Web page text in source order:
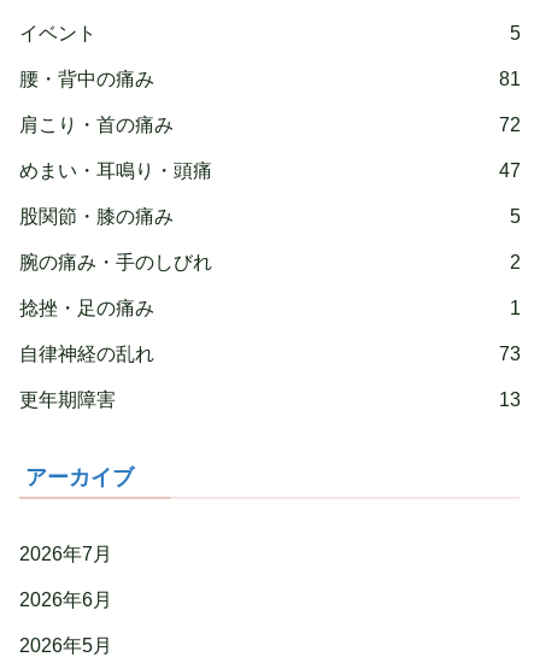
イベント 5
腰・背中の痛み 81
肩こり・首の痛み 72
めまい・耳鳴り・頭痛 47
股関節・膝の痛み 5
腕の痛み・手のしびれ 2
捻挫・足の痛み 1
自律神経の乱れ 73
更年期障害 13
アーカイブ
2026年7月
2026年6月
2026年5月